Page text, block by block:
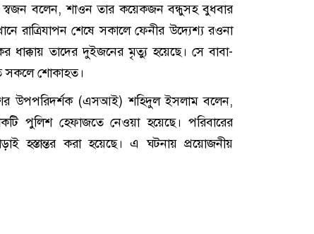
বলেন, শাওন তার কয়েকজন বন্ধুসহ বুধবার
রাত্রিযাপন শেষে সকালে ফেনীর উদ্যেশ্য রওনা
ধাক্কায় তাদের দুইজনের মৃত্যু হয়েছে। সে বাবা-
সকলে শোকাহত।
উপপরিদর্শক (এসআই) শহিদুল ইসলাম বলেন,
পুলিশ হেফাজতে নেওয়া হয়েছে। পরিবারের
হস্তান্তর করা হয়েছে। এ ঘটনায় প্রয়োজনীয়